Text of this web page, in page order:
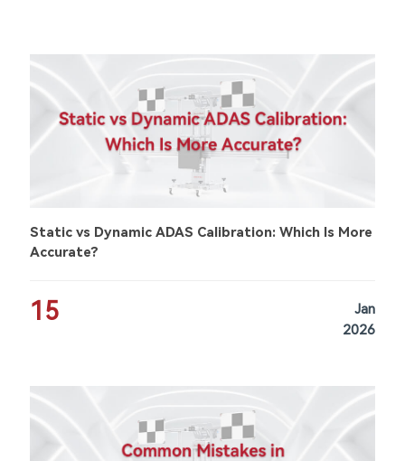
Static vs Dynamic ADAS Calibration: Which Is More
Accurate?
15
Jan
2026